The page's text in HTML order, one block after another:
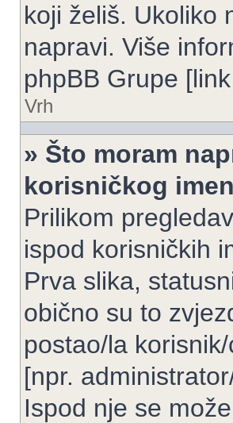
koji želiš. Ukoliko
napravi. Više
phpBB Grupe
Vrh
» Što moram
korisničkog
Prilikom
ispod korisničkih
Prva slika,
obično su to
postao/la
[npr.
Ispod nje se